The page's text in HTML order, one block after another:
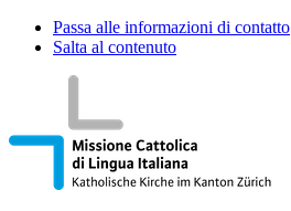
Passa alle informazioni di contatto
Salta al contenuto